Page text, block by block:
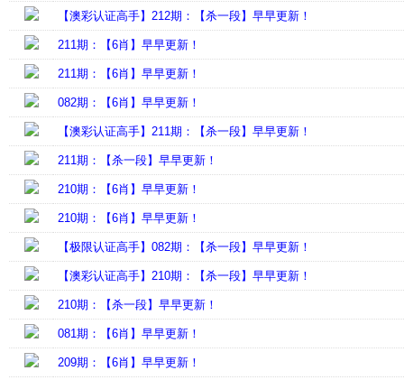
【澳彩认证高手】212期：【杀一段】早早更新！
211期：【6肖】早早更新！
211期：【6肖】早早更新！
082期：【6肖】早早更新！
【澳彩认证高手】211期：【杀一段】早早更新！
211期：【杀一段】早早更新！
210期：【6肖】早早更新！
210期：【6肖】早早更新！
【极限认证高手】082期：【杀一段】早早更新！
【澳彩认证高手】210期：【杀一段】早早更新！
210期：【杀一段】早早更新！
081期：【6肖】早早更新！
209期：【6肖】早早更新！